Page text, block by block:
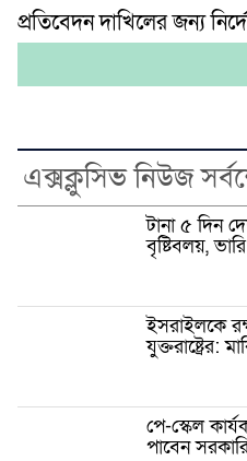
প্রতিবেদন দাখিলের জন্য
এক্সক্লুসিভ নিউজ
টানা ৫ দিন
বৃষ্টিবলয়,
ইসরাইলকে
যুক্তরাষ্ট্রের:
পে-স্কেল
পাবেন